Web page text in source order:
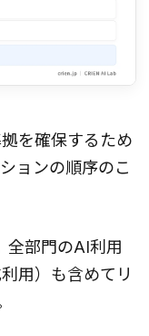
を確保するため
ョンの順序のこ
全部門のAI利用
用）も含めてリ